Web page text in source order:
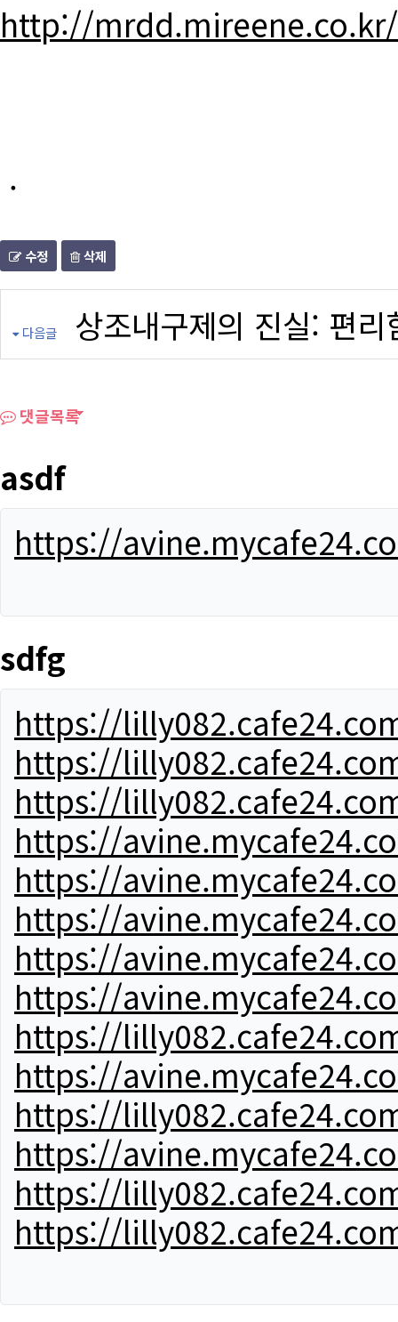
http://
.
수정 삭제
다음글 상조내구제의 진실: 편
댓글목록
asdf
https://
sdfg
https://
https://
https://
https://
https://
https://
https://
https://
https://
https://
https://
https://
https://
https://